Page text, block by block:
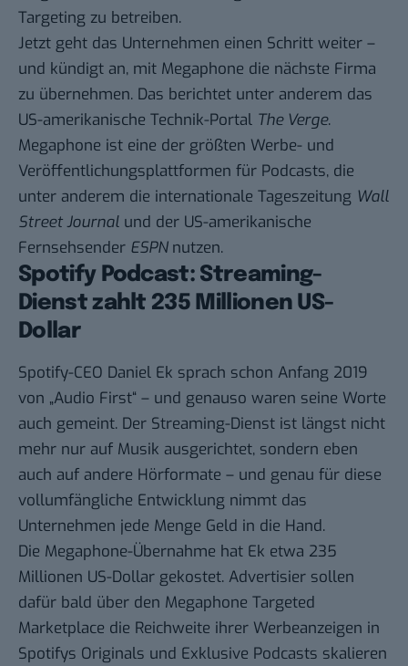
Targeting zu betreiben.
Jetzt geht das Unternehmen einen Schritt weiter –
und kündigt an, mit Megaphone die nächste Firma
zu übernehmen. Das berichtet unter anderem das
US-amerikanische Technik-Portal The Verge.
Megaphone ist eine der größten Werbe- und
Veröffentlichungsplattformen für Podcasts, die
unter anderem die internationale Tageszeitung Wall
Street Journal und der US-amerikanische
Fernsehsender ESPNnutzen.
Spotify Podcast: Streaming-
Dienst zahlt 235 Millionen US-
Dollar
Spotify-CEO Daniel Ek sprach schon Anfang 2019
von „Audio First“ – und genauso waren seine Worte
auch gemeint. Der Streaming-Dienst ist längst nicht
mehr nur auf Musik ausgerichtet, sondern eben
auch auf andere Hörformate – und genau für diese
vollumfängliche Entwicklung nimmt das
Unternehmen jede Menge Geld in die Hand.
Die Megaphone-Übernahme hat Ek etwa 235
Millionen US-Dollar gekostet. Advertisier sollen
dafür bald über den Megaphone Targeted
Marketplace die Reichweite ihrer Werbeanzeigen in
Spotifys Originals und Exklusive Podcasts skalieren